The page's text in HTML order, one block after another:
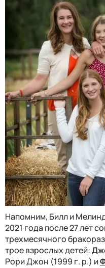
Напомним, Билл и
2021 года после 27 лет
трехмесячного
трое взрослых детей:
Рори Джон (1999 г. р.) и